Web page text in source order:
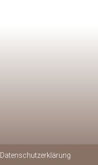
Datenschutzerklärung